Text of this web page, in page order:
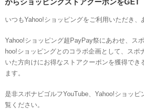
からショッピングストアクーポンをGET
いつもYahoo!ショッピングをご利用いただき、
Yahoo!ショッピング超PayPay祭にあわせ、ス
hoo!ショッピングとのコラボ企画として、スポ
いた方向けにお得なストアクーポンを獲得でき
ます。
是非スポナビゴルフYouTube、Yahoo!ショッ
覧ください。